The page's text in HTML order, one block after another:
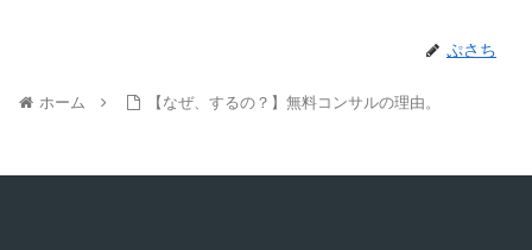
ぷさち
ホーム 【なぜ、するの？】無料コンサルの理由。